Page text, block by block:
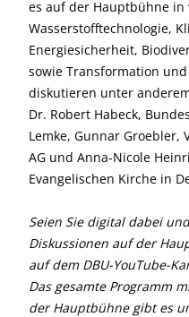
es auf der Hauptbühne in
Wasserstofftechnologie,
Energiesicherheit,
sowie Transformation
diskutieren unter
Dr. Robert Habeck,
Lemke, Gunnar Groebler,
AG und Anna-Nicole
Evangelischen Kirche in
Seien Sie digital dabei
Diskussionen auf der
auf dem DBU-YouTube-
Das gesamte Programm
der Hauptbühne gibt es